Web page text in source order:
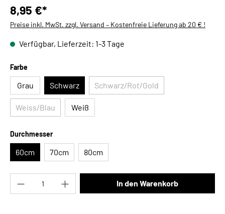
8,95 €*
Preise inkl. MwSt. zzgl. Versand – Kostenfreie Lieferung ab 20 € !
Verfügbar, Lieferzeit: 1-3 Tage
Farbeauswählen
Grau Schwarz Schwarz/Rot/Gold(Diese Option ist zurzeit nicht
Weiss/Blau(Diese Option ist zurzeit nicht verfügbar.)
Weiß
Durchmesserauswählen
60cm 70cm 80cm
Produkt Anzahl: Gib den gewünschten
In den Warenkorb